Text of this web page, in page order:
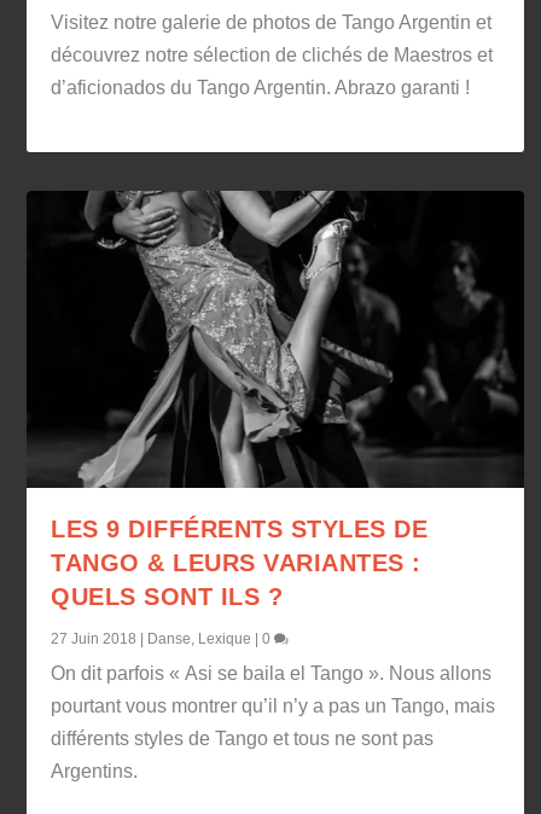
Visitez notre galerie de photos de Tango Argentin et
découvrez notre sélection de clichés de Maestros et
d’aficionados du Tango Argentin. Abrazo garanti !
LES 9 DIFFÉRENTS STYLES DE
TANGO & LEURS VARIANTES :
QUELS SONT ILS ?
27 Juin 2018 Danse, Lexique |0
On dit parfois « Asi se baila el Tango ». Nous allons
pourtant vous montrer qu’il n’y a pas un Tango, mais
différents styles de Tango et tous ne sont pas
Argentins.